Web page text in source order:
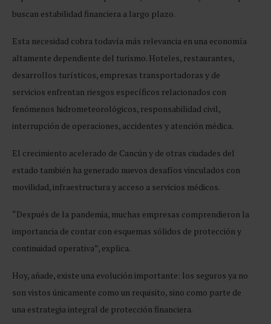
buscan estabilidad financiera a largo plazo.
Esta necesidad cobra todavía más relevancia en una economía
altamente dependiente del turismo. Hoteles, restaurantes,
desarrollos turísticos, empresas transportadoras y de
servicios enfrentan riesgos específicos relacionados con
fenómenos hidrometeorológicos, responsabilidad civil,
interrupción de operaciones, accidentes y atención médica.
El crecimiento acelerado de Cancún y de otras ciudades del
estado también ha generado nuevos desafíos vinculados con
movilidad, infraestructura y acceso a servicios médicos.
“Después de la pandemia, muchas empresas comprendieron la
importancia de contar con esquemas sólidos de protección y
continuidad operativa”, explica.
Hoy, añade, existe una evolución importante: los seguros ya no
son vistos únicamente como un requisito, sino como parte de
una estrategia integral de protección financiera.